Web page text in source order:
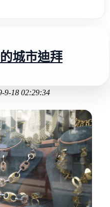
城市迪拜
9-18 02:29:34